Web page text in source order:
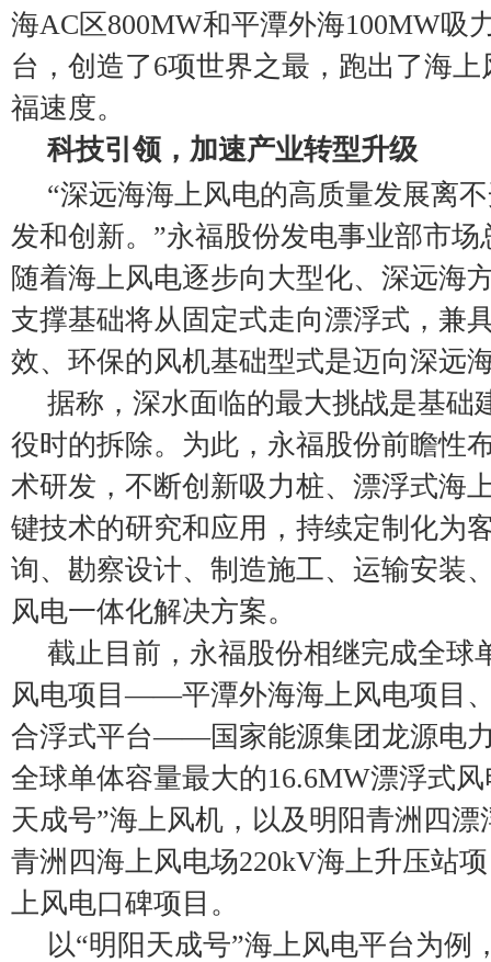
海AC区800MW和平潭外海100MW吸
台，创造了6项世界之最，跑出了海
福速度。
科技引领，加速产业转型升级
“深远海海上风电的高质量发展离
发和创新。”永福股份发电事业部市
随着海上风电逐步向大型化、深远海
支撑基础将从固定式走向漂浮式，兼
效、环保的风机基础型式是迈向深远
据称，深水面临的最大挑战是基础
役时的拆除。为此，永福股份前瞻性
术研发，不断创新吸力桩、漂浮式海
键技术的研究和应用，持续定制化为
询、勘察设计、制造施工、运输安装
风电一体化解决方案。
截止目前，永福股份相继完成全球
风电项目——平潭外海海上风电项目
合浮式平台——国家能源集团龙源电
全球单体容量最大的16.6MW漂浮式
天成号”海上风机，以及明阳青洲四
青洲四海上风电场220kV海上升压站
上风电口碑项目。
以“明阳天成号”海上风电平台为例